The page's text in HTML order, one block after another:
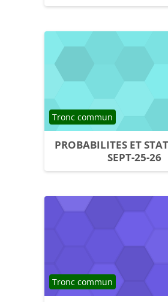
PROBABILITES ET
SEPT-25-26
Catégorie de cours
Tronc commun
Catégorie de cours
Tronc commun